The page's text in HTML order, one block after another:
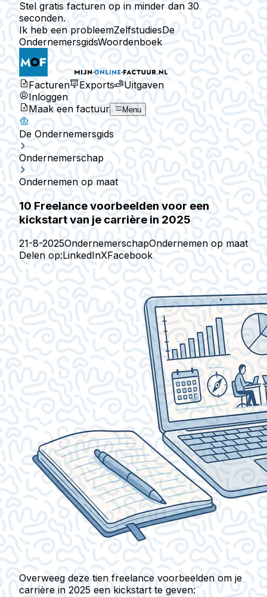
Stel gratis facturen op in minder dan 30
seconden.
Ik heb een probleemZelfstudiesDe
OndernemersgidsWoordenboek
Facturen Exports
Uitgaven
Inloggen
Maak een factuur
Menu
De Ondernemersgids
Ondernemerschap
Ondernemen op maat
10 Freelance voorbeelden voor een
kickstart van je carrière in 2025
21-8-2025OndernemerschapOndernemen op maat
Delen op:LinkedInXFacebook
Overweeg deze tien freelance voorbeelden om je
carrière in 2025 een kickstart te geven: